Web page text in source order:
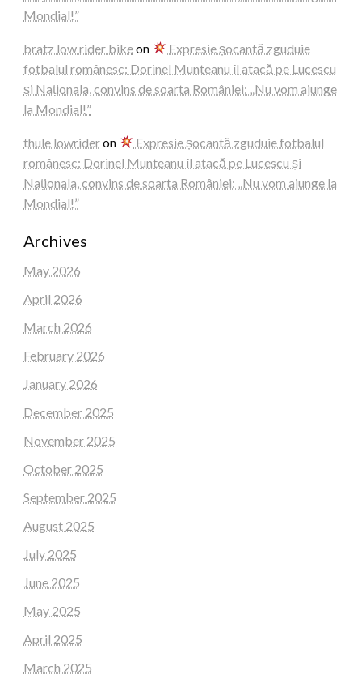
Mondial!”
bratz low rider bikeon
Expresie șocantă zguduie
fotbalul românesc: Dorinel Munteanu îl atacă pe Lucescu
și Naționala, convins de soarta României: „Nu vom ajunge
la Mondial!”
thule lowrideron
Expresie șocantă zguduie fotbalul
românesc: Dorinel Munteanu îl atacă pe Lucescu și
Naționala, convins de soarta României: „Nu vom ajunge la
Mondial!”
Archives
May 2026
April 2026
March 2026
February 2026
January 2026
December 2025
November 2025
October 2025
September 2025
August 2025
July 2025
June 2025
May 2025
April 2025
March 2025